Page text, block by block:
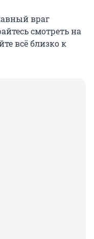
враг
смотреть на
всё близко к